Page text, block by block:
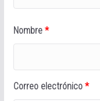
Nombre *
Correo electrónico *